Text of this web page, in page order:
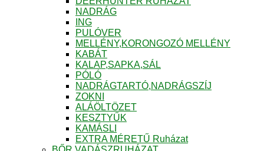
NADRÁG
ING
PULÓVER
MELLÉNY,KORONGOZÓ MELLÉNY
KABÁT
KALAP,SAPKA,SÁL
PÓLÓ
NADRÁGTARTÓ,NADRÁGSZÍJ
ZOKNI
ALÁÖLTÖZET
KESZTYŰK
KAMÁSLI
EXTRA MÉRETŰ Ruházat